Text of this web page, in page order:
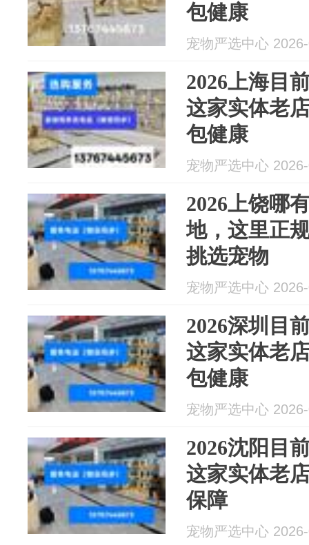
包健康
宠物严选中心
2026上海目
这家实体老
包健康
宠物严选中心
2026上饶哪
地，这里正
挑选宠物
宠物严选中心
2026深圳目
这家实体老
包健康
宠物严选中心
2026沈阳目
这家实体老店买
保障
宠物严选中心